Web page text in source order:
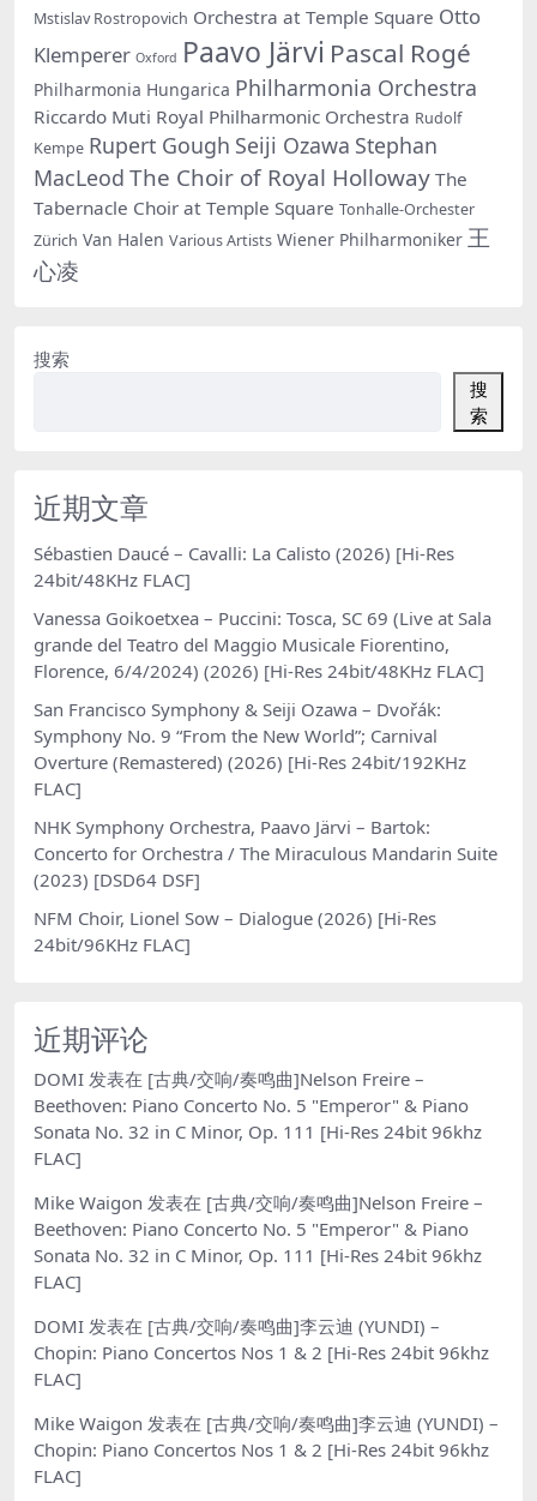
Mstislav Rostropovich Orchestra at Temple Square Otto
Klemperer Oxford Paavo Järvi Pascal Rogé
Philharmonia Hungarica Philharmonia Orchestra
Riccardo Muti Royal Philharmonic Orchestra Rudolf
Kempe Rupert Gough Seiji Ozawa Stephan
MacLeod The Choir of Royal Holloway The
Tabernacle Choir at Temple Square Tonhalle-Orchester
Zürich Van Halen Various Artists Wiener Philharmoniker 王
心凌
搜索
搜
索
近期文章
Sébastien Daucé – Cavalli: La Calisto (2026) [Hi-Res
24bit/48KHz FLAC]
Vanessa Goikoetxea – Puccini: Tosca, SC 69 (Live at Sala
grande del Teatro del Maggio Musicale Fiorentino,
Florence, 6/4/2024) (2026) [Hi-Res 24bit/48KHz FLAC]
San Francisco Symphony & Seiji Ozawa – Dvořák:
Symphony No. 9 “From the New World”; Carnival
Overture (Remastered) (2026) [Hi-Res 24bit/192KHz
FLAC]
NHK Symphony Orchestra, Paavo Järvi – Bartok:
Concerto for Orchestra / The Miraculous Mandarin Suite
(2023) [DSD64 DSF]
NFM Choir, Lionel Sow – Dialogue (2026) [Hi-Res
24bit/96KHz FLAC]
近期评论
DOMI 发表在 [古典/交响/奏鸣曲]Nelson Freire –
Beethoven: Piano Concerto No. 5 "Emperor" & Piano
Sonata No. 32 in C Minor, Op. 111 [Hi-Res 24bit 96khz
FLAC]
Mike Waigon 发表在 [古典/交响/奏鸣曲]Nelson Freire –
Beethoven: Piano Concerto No. 5 "Emperor" & Piano
Sonata No. 32 in C Minor, Op. 111 [Hi-Res 24bit 96khz
FLAC]
DOMI 发表在 [古典/交响/奏鸣曲]李云迪 (YUNDI) –
Chopin: Piano Concertos Nos 1 & 2 [Hi-Res 24bit 96khz
FLAC]
Mike Waigon 发表在 [古典/交响/奏鸣曲]李云迪 (YUNDI) –
Chopin: Piano Concertos Nos 1 & 2 [Hi-Res 24bit 96khz
FLAC]